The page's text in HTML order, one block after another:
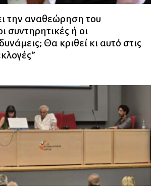
την αναθεώρηση του
συντηρητικές ή οι
Θα κριθεί κι αυτό στις